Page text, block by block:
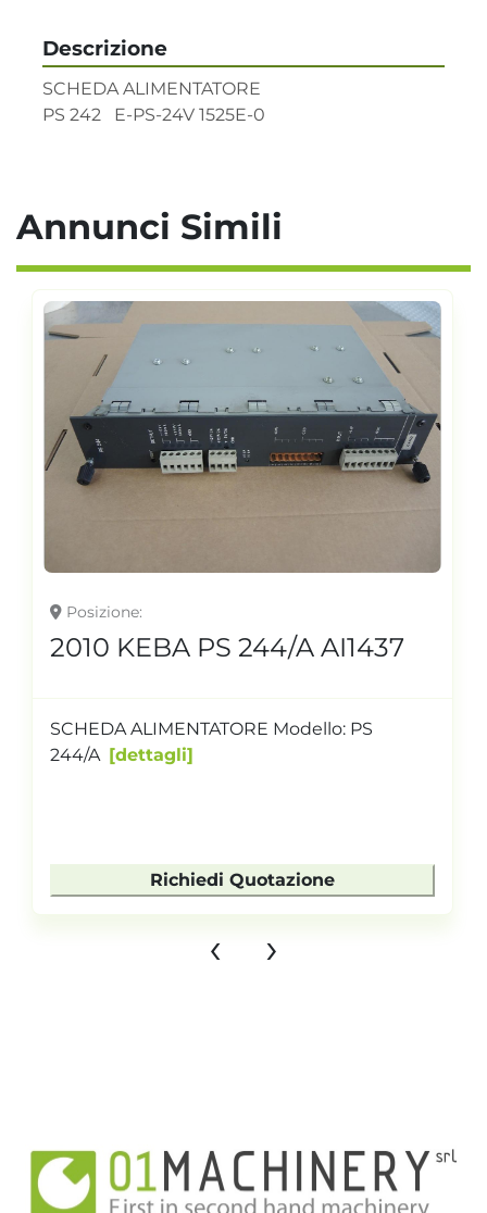
Descrizione
SCHEDA ALIMENTATORE
PS 242   E-PS-24V 1525E-0
Annunci Simili
Posizione
2010 KEBA PS 244/A AI1437
SCHEDA ALIMENTATORE Modello: PS
244/A
dettagli
Richiedi Quotazione
‹ ›